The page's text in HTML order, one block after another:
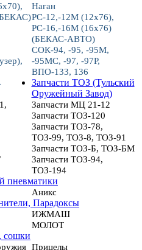
Наган
РС-12,-12М (12х76),
РС-16,-16М (16х76)
(БЕКАС-АВТО)
СОК-94, -95, -95М,
-95МС, -97, -97Р,
ВПО-133, 136
Запчасти ТОЗ (Тульский
Оружейный Завод)
Запчасти МЦ 21-12
Запчасти ТОЗ-120
Запчасти ТОЗ-78,
ТОЗ-99, ТОЗ-8, ТОЗ-91
Запчасти ТОЗ-Б, ТОЗ-БМ
Запчасти ТОЗ-94,
ТОЗ-194
пневматики
Аникс
Парадоксы
ИЖМАШ
МОЛОТ
сошки
Прицелы